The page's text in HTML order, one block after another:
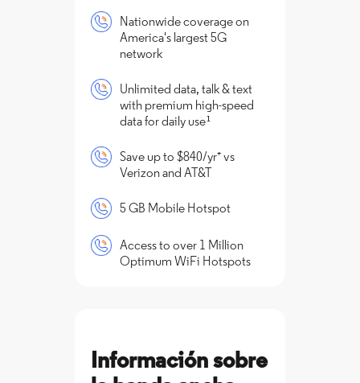
Nationwide coverage on
America's largest 5G
network
Unlimited data, talk & text
with premium high-speed
data for daily use¹
Save up to $840/yr⁺ vs
Verizon and AT&T
5 GB Mobile Hotspot
Access to over 1 Million
Optimum WiFi Hotspots
Información sobre